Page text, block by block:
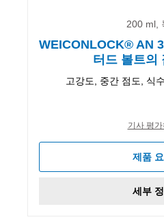
200 ml,
WEICONLOCK® AN
터드 볼트의
고강도, 중간 점도, 식
기사 평가
제품
세부